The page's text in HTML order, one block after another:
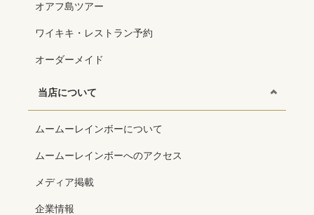
オアフ島ツアー
ワイキキ・レストラン予約
オーダーメイド
当店について
ムームーレインボーについて
ムームーレインボーへのアクセス
メディア掲載
企業情報